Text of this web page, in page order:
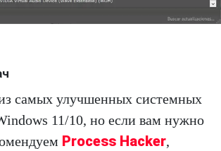
самых улучшенных системных
11/10, но если вам нужно
Process Hacker,